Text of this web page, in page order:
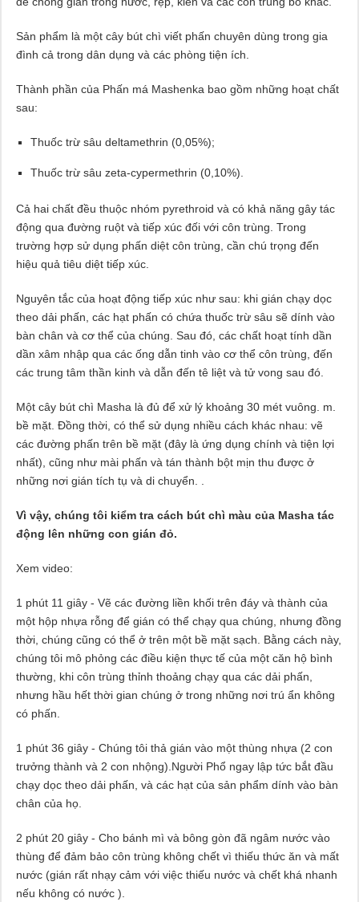
Sản phẩm là một cây bút chì viết phấn chuyên dùng trong gia
đình cả trong dân dụng và các phòng tiện ích.
Thành phần của Phấn má Mashenka bao gồm những hoạt chất
sau:
Thuốc trừ sâu deltamethrin (0,05%);
Thuốc trừ sâu zeta-cypermethrin (0,10%).
Cả hai chất đều thuộc nhóm pyrethroid và có khả năng gây tác
động qua đường ruột và tiếp xúc đối với côn trùng. Trong
trường hợp sử dụng phấn diệt côn trùng, cần chú trọng đến
hiệu quả tiêu diệt tiếp xúc.
Nguyên tắc của hoạt động tiếp xúc như sau: khi gián chạy dọc
theo dải phấn, các hạt phấn có chứa thuốc trừ sâu sẽ dính vào
bàn chân và cơ thể của chúng. Sau đó, các chất hoạt tính dần
dần xâm nhập qua các ống dẫn tinh vào cơ thể côn trùng, đến
các trung tâm thần kinh và dẫn đến tê liệt và tử vong sau đó.
Một cây bút chì Masha là đủ để xử lý khoảng 30 mét vuông. m.
bề mặt. Đồng thời, có thể sử dụng nhiều cách khác nhau: vẽ
các đường phấn trên bề mặt (đây là ứng dụng chính và tiện lợi
nhất), cũng như mài phấn và tán thành bột mịn thu được ở
những nơi gián tích tụ và di chuyển. .
Vì vậy, chúng tôi kiểm tra cách bút chì màu của Masha tác
động lên những con gián đỏ.
Xem video:
1 phút 11 giây - Vẽ các đường liền khối trên đáy và thành của
một hộp nhựa rỗng để gián có thể chạy qua chúng, nhưng đồng
thời, chúng cũng có thể ở trên một bề mặt sạch. Bằng cách này,
chúng tôi mô phỏng các điều kiện thực tế của một căn hộ bình
thường, khi côn trùng thỉnh thoảng chạy qua các dải phấn,
nhưng hầu hết thời gian chúng ở trong những nơi trú ẩn không
có phấn.
1 phút 36 giây - Chúng tôi thả gián vào một thùng nhựa (2 con
trưởng thành và 2 con nhộng).Người Phổ ngay lập tức bắt đầu
chạy dọc theo dải phấn, và các hạt của sản phẩm dính vào bàn
chân của họ.
2 phút 20 giây - Cho bánh mì và bông gòn đã ngâm nước vào
thùng để đảm bảo côn trùng không chết vì thiếu thức ăn và mất
nước (gián rất nhạy cảm với việc thiếu nước và chết khá nhanh
nếu không có nước ).